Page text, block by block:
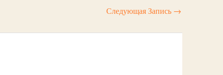
Следующая Запись →